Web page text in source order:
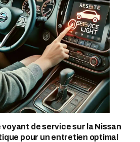
de service sur la Nissan
pour un entretien optimal